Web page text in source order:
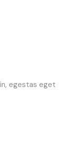
egestas eget